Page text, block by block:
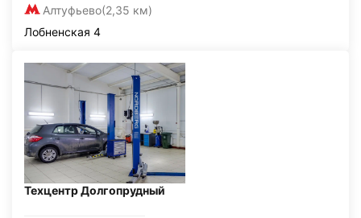
Алтуфьево(2,35 км)
Лобненская 4
Техцентр Долгопрудный